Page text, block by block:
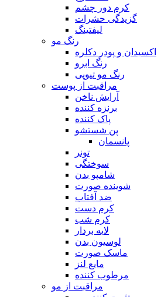
کرم دور چشم
گزیدگی حشرات
لیفتینگ
رنگ مو
اکسیدان و پودر دکلره
رنگ ابرو
رنگ مو تیوپی
مراقبت از پوست
آرایش ناخن
برنزه کننده
پاک کننده
پن شستشو
پانسمان
تونر
سوختگی
شامپو بدن
شوینده صورت
ضد آفتاب
کرم دست
کرم شب
لایه بردار
لوسیون بدن
ماسک صورت
مایع لنز
مرطوب کننده
مراقبت از مو